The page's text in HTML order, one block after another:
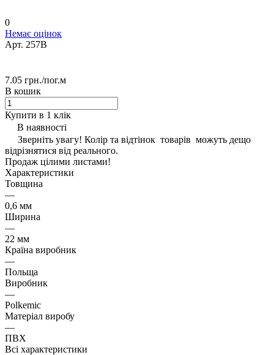
0
Немає оцінок
Арт. 257B
7.05 грн./пог.м
В кошик
Купити в 1 клік
В наявності
Зверніть увагу! Колір та відтінок товарів можуть дещо
відрізнятися від реального.
Продаж цілими листами!
Характеристики
Товщина
—
0,6 мм
Ширина
—
22 мм
Країна виробник
—
Польща
Виробник
—
Polkemic
Матеріал виробу
—
ПВХ
Всі характеристики